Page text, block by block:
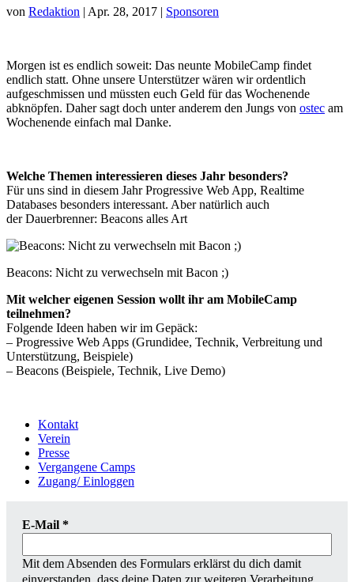
von Redaktion | Apr. 28, 2017 | Sponsoren
Morgen ist es endlich soweit: Das neunte MobileCamp findet
endlich statt. Ohne unsere Unterstützer wären wir ordentlich
aufgeschmissen und müssten euch Geld für das Wochenende
abknöpfen. Daher sagt doch unter anderem den Jungs von ostec am
Wochenende einfach mal Danke.
Welche Themen interessieren dieses Jahr besonders?
Für uns sind in diesem Jahr Progressive Web App, Realtime
Databases besonders interessant. Aber natürlich auch
der Dauerbrenner: Beacons alles Art
Beacons: Nicht zu verwechseln mit Bacon ;)
Mit welcher eigenen Session wollt ihr am MobileCamp
teilnehmen?
Folgende Ideen haben wir im Gepäck:
– Progressive Web Apps (Grundidee, Technik, Verbreitung und
Unterstützung, Beispiele)
– Beacons (Beispiele, Technik, Live Demo)
Kontakt
Verein
Presse
Vergangene Camps
Zugang/ Einloggen
E-Mail *
Mit dem Absenden des Formulars erklärst du dich damit
einverstanden, dass deine Daten zur weiteren Verarbeitung